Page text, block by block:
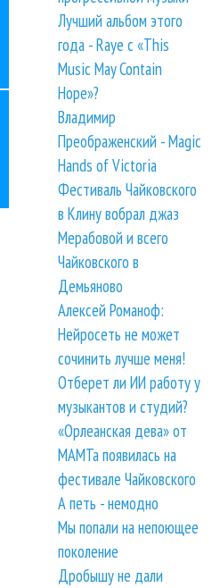
Лучший альбом этого
года - Raye с «This
Music May Contain
Hope»?
Владимир
Преображенский - Magic
Hands of Victoria
Фестиваль Чайковского
в Клину вобрал джаз
Мерабовой и всего
Чайковского в
Демьяново
Алексей Романоф:
Нейросеть не может
сочинить лучше меня!
Отберет ли ИИ работу у
музыкантов и студий?
«Орлеанская дева» от
МАМТа появилась на
фестивале Чайковского
А петь - немодно
Мы попали на непоющее
поколение
Дробышу не дали